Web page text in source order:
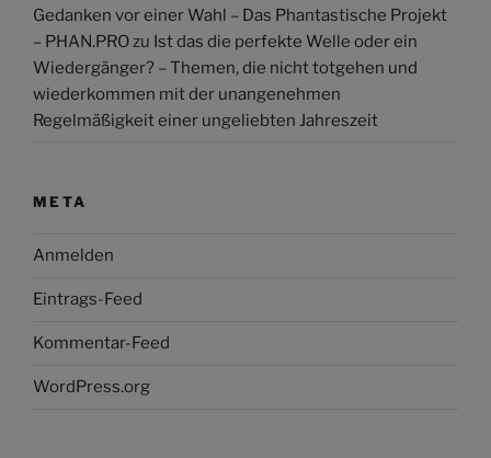
Gedanken vor einer Wahl – Das Phantastische Projekt
– PHAN.PRO zu Ist das die perfekte Welle oder ein
Wiedergänger? – Themen, die nicht totgehen und
wiederkommen mit der unangenehmen
Regelmäßigkeit einer ungeliebten Jahreszeit
META
Anmelden
Eintrags-Feed
Kommentar-Feed
WordPress.org